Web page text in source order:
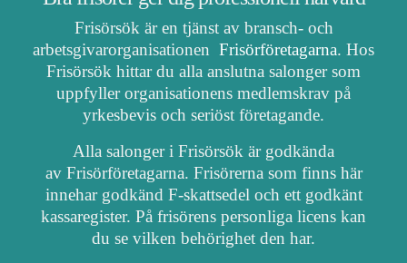
Frisörsök är en tjänst av bransch- och
arbetsgivarorganisationen Frisörföretagarna. Hos
Frisörsök hittar du alla anslutna salonger som
uppfyller organisationens medlemskrav på
yrkesbevis och seriöst företagande.
Alla salonger i Frisörsök är godkända
av Frisörföretagarna. Frisörerna som finns här
innehar godkänd F-skattsedel och ett godkänt
kassaregister. På frisörens personliga licens kan
du se vilken behörighet den har.